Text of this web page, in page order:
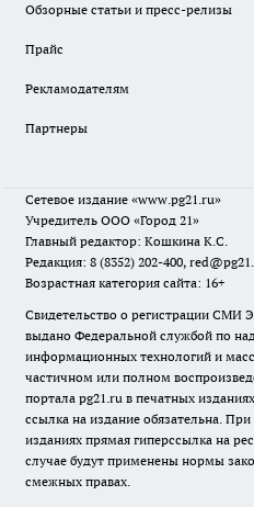
Обзорные статьи и пресс-релизы
Прайс
Рекламодателям
Партнеры
Сетевое издание «www.pg21.ru»
Учредитель ООО «Город 21»
Главный редактор: Кошкина К.С.
Редакция: 8 (8352) 202-400,
Возрастная категория сайта: 16+
Свидетельство о регистрации СМИ
выдано Федеральной службой по
информационных технологий и
частичном или полном
портала pg21.ru в печатных
ссылка на издание обязательна.
изданиях прямая гиперссылка на
случае будут применены нормы
смежных правах.